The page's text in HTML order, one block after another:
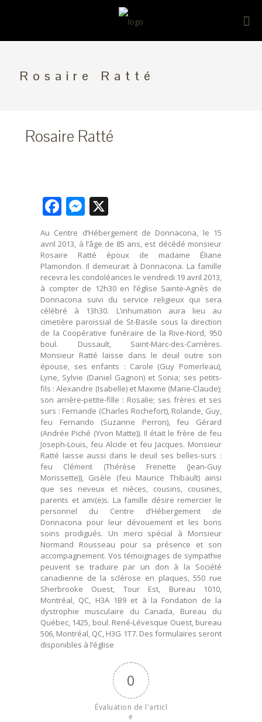
Rosaire Ratté
Rosaire Ratté
Facebook
Messenger
Au Centre d’Hébergement de Donnacona, le 15
avril 2013, à l’âge de 85 ans, est décédé monsieur
Rosaire Ratté époux de madame Éliane
Plamondon. Il demeurait à Donnacona. La famille
recevra les condoléances le vendredi 19 avril 2013,
à compter de 12h30 en l’église Sainte-Agnès de
Donnacona suivi du service religieux qui sera
célébré à 13h30. L’inhumation aura lieu au
cimetière paroissial de St-Basile sous la direction
de la Coopérative funéraire de la Rive-Nord, 950
boul. Dussault, Saint-Marc-des-Carrières.
Monsieur Ratté laisse dans le deuil outre son
épouse, ses enfants : Carole (Guy Pomerleau),
Lyne, Sylvie (Daniel Gagnon) et Sonia; ses petits-
fils : Alexandre (Isabelle) et Maxime (Marie-Claude);
son arrière-petite-fille : Rosalie; ses frères et ses
surs : Fernande (Charles Rochefort), Rolande, Guy,
feu Fernando (Suzanne Perron), feu Gérard
(Andrée Piché (Yvon Matte)). Il était le frère de feu
Joseph-Louis, feu Alcide et feu Jacques. Monsieur
Ratté laisse aussi dans le deuil ses belles-surs :
feu Clément (Thérèse Frenette (Jean-Guy
Morissette)), Gisèle (feu Maurice Thibault) ainsi
que ses neveux et nièces, cousins, cousines,
parents et ami(e)s. La famille désire remercier le
personnel du Centre d’Hébergement de
Donnacona pour leur dévouement et les bons
soins prodigués. Un merci spécial à Monsieur
Normand Rousseau pour sa présence et son
accompagnement. Vos témoignages de sympathie
peuvent se traduire par un don à la Société
canadienne de la sclérose en plaques, 550 rue
Sherbrooke Ouest, Tour Est, Bureau 1010,
Montréal, QC, H3A 1B9 et à la Fondation de la
dystrophie musculaire du Canada, Bureau du
Québec, 1425, boul. René-Lévesque Ouest, bureau
506, Montréal, QC, H3G 1T7. Des formulaires seront
disponibles à l’église
0
Évaluation de l'articl
e